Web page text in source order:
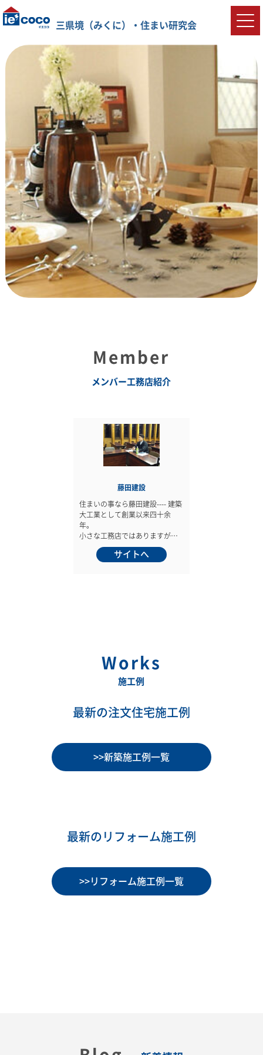
三県境（みくに）・住まい研究会
Member
メンバー工務店紹介
藤田建設
住まいの事なら藤田建設---- 建築
大工業として創業以来四十余
年。
小さな工務店ではありますが、
住まいを「売る」ではなく「一
緒に建てる」 というスタンスに
サイトへ
Works
施工例
最新の注文住宅施工例
>>新築施工例一覧
最新のリフォーム施工例
>>リフォーム施工例一覧